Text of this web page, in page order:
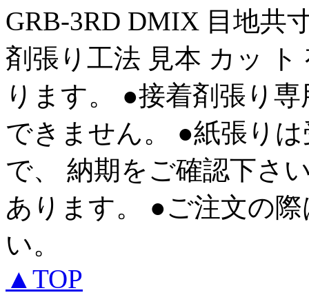
GRB‑3RD DMIX 目地共
剤張り工法 見本 カッ
ります。 ●接着剤張り
できません。 ●紙張り
で、 納期をご確認下さ
あります。 ●ご注文の
い。
▲TOP